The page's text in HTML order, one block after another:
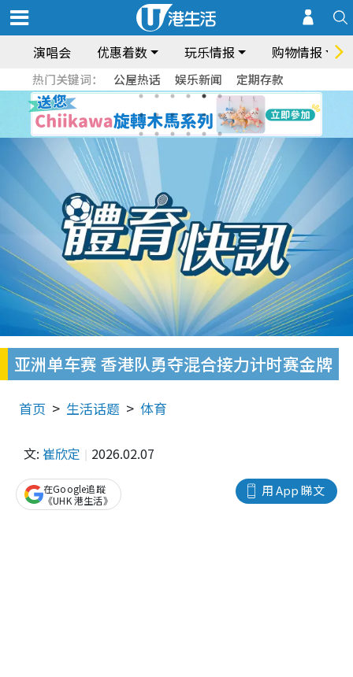
演唱会 优惠着数 玩乐情报 购物情报
热门关键词： 公屋热话 娱乐新闻 定期存款
亚洲单车赛 香港队勇夺混合接力计时赛金牌
首页 生活话题 体育
文: 崔欣定 2026.02.07
用 App 睇文
在Google追蹤
《UHK 港生活》